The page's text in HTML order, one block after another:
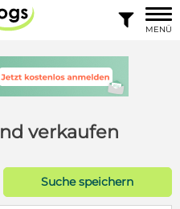

MENÜ
verkaufen
Suche speichern